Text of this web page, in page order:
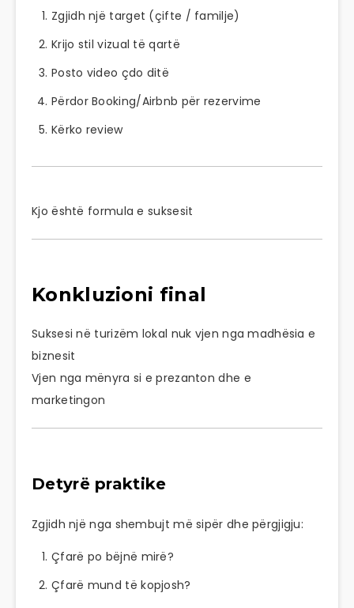
Zgjidh një target (çifte / familje)
Krijo stil vizual të qartë
Posto video çdo ditë
Përdor Booking/Airbnb për rezervime
Kërko review
Kjo është formula e suksesit
Konkluzioni final
Suksesi në turizëm lokal nuk vjen nga madhësia e
biznesit
Vjen nga mënyra si e prezanton dhe e
marketingon
Detyrë praktike
Zgjidh një nga shembujt më sipër dhe përgjigju:
Çfarë po bëjnë mirë?
Çfarë mund të kopjosh?